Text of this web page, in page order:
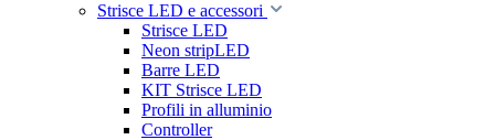
Strisce LED e accessori
Strisce LED
Neon stripLED
Barre LED
KIT Strisce LED
Profili in alluminio
Controller